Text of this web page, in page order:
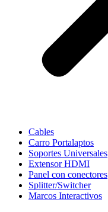
Cables
Carro Portalaptos
Soportes Universales
Extensor HDMI
Panel con conectores
Splitter/Switcher
Marcos Interactivos